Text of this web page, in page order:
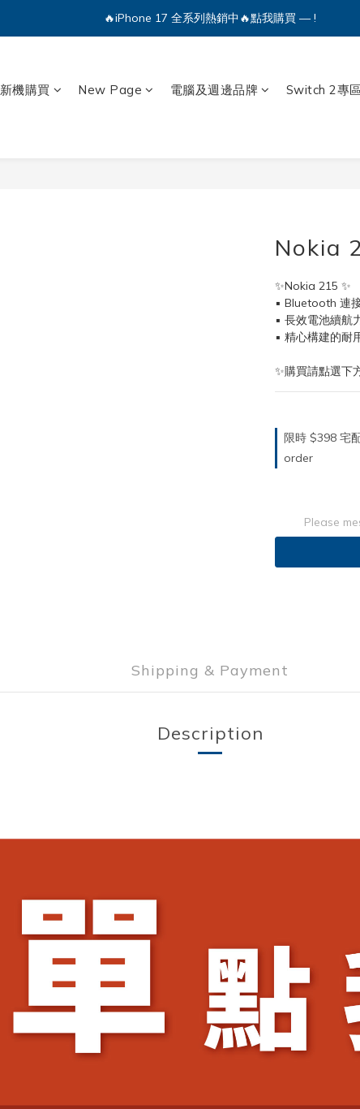
🔥iPhone 17 全系列熱銷中🔥點我購買 — !
💕加入Q哥 Line 新好友領優惠券！🎫
新機購買 New Page 電腦及週邊品牌 Switch 2專區
Nokia
✨Nokia 215 ✨
▪ Bluetooth 連
▪ 長效電池續航
▪ 精心構建的耐
✨購買請點選下
限時 $398 宅
order
Please
Shipping & Payment
Description